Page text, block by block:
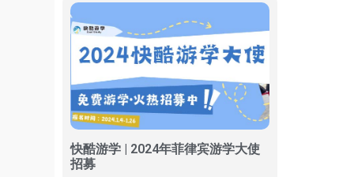
快酷游学 | 2024年菲律宾游学大使
招募